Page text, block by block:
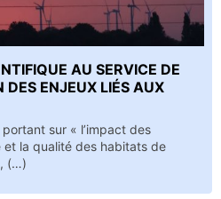
AU SERVICE DE
DES ENJEUX LIÉS AUX
sur « l’impact des
et la qualité des habitats de
(…)